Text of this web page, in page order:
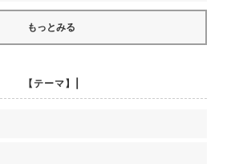
もっとみる
【テーマ】|